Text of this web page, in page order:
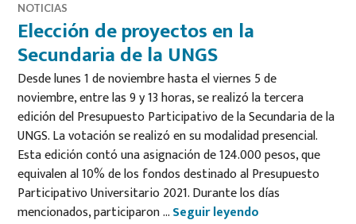
NOTICIAS
Elección de proyectos en la
Secundaria de la UNGS
Desde lunes 1 de noviembre hasta el viernes 5 de
noviembre, entre las 9 y 13 horas, se realizó la tercera
edición del Presupuesto Participativo de la Secundaria de la
UNGS. La votación se realizó en su modalidad presencial.
Esta edición contó una asignación de 124.000 pesos, que
equivalen al 10% de los fondos destinado al Presupuesto
Participativo Universitario 2021. Durante los días
mencionados, participaron …Seguir leyendo